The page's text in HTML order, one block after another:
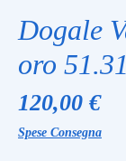
Dogale
oro
120,00 €
Spese Consegna